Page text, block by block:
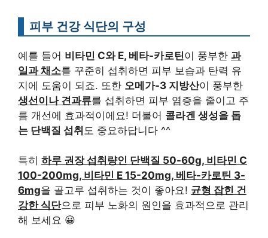
피부 건강 식단의 구성
예를 들어 비타민 C와 E, 베타-카로틴이 풍부한 과
일과 채소를 꾸준히 섭취하면 피부 보습과 탄력 유
지에 도움이 되죠. 또한 오메가-3 지방산이 풍부한
생선이나 견과류를 섭취하면 피부 염증을 줄이고 주
름 개선에 효과적이에요! 더불어 콜라겐 생성을 돕
는 단백질 섭취 도 중요하답니다 ^^
특히 하루 권장 섭취량인 단백질 50-60g, 비타민 C
100-200mg, 비타민 E 15-20mg, 베타-카로틴 3-
6mg을 골고루 섭취하는 것이 좋아요! 균형 잡힌 건
강한 식단으로 피부 노화의 원인을 효과적으로 관리
해 보세요 😀